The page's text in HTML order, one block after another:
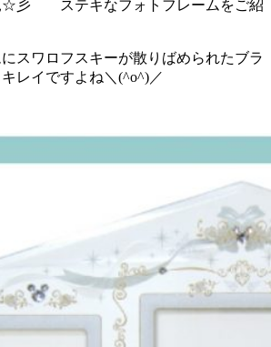
☆彡 ステキなフォトフレームをご紹
スワロフスキーが散りばめられたブラ
レイですよね＼(^o^)／